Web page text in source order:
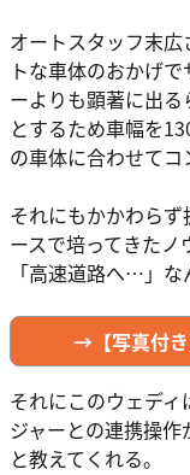
オートスタッフ末
トな車体のおかげ
ーよりも顕著に出
とするため車幅を
の車体に合わせてコ
それにもかかわら
ースで培ってきた
「高速道路へ…」な
→【写真付き
それにこのウェデ
ジャーとの連携操
と教えてくれる。